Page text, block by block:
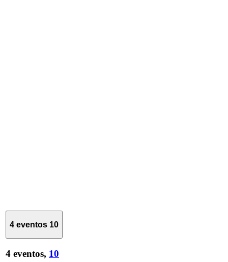
4 eventos 10
4 eventos, 10